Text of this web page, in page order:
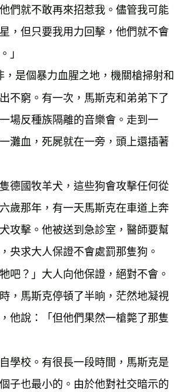
們就不敢再來招惹我。儘管我可能
，但只要我用力回擊，他們就不會
」
，是個暴力血腥之地，機關槍掃射和
不窮。有一次，馬斯克和弟弟下了
場反種族隔離的音樂會。走到一
灘血，死屍就在一旁，頭上還插著
德國牧羊犬，這些狗會攻擊任何從
歲那年，有一天馬斯克在車道上奔
攻擊。他被送到急診室，醫師要幫
央求大人保證不會處罰那隻狗。
吧？」大人向他保證，絕對不會。
，馬斯克停頓了半晌，茫然地凝視
他說：「但他們果然一槍斃了那隻
學校。有很長一段時間，馬斯克是
子也最小的。由於他對社交暗示的